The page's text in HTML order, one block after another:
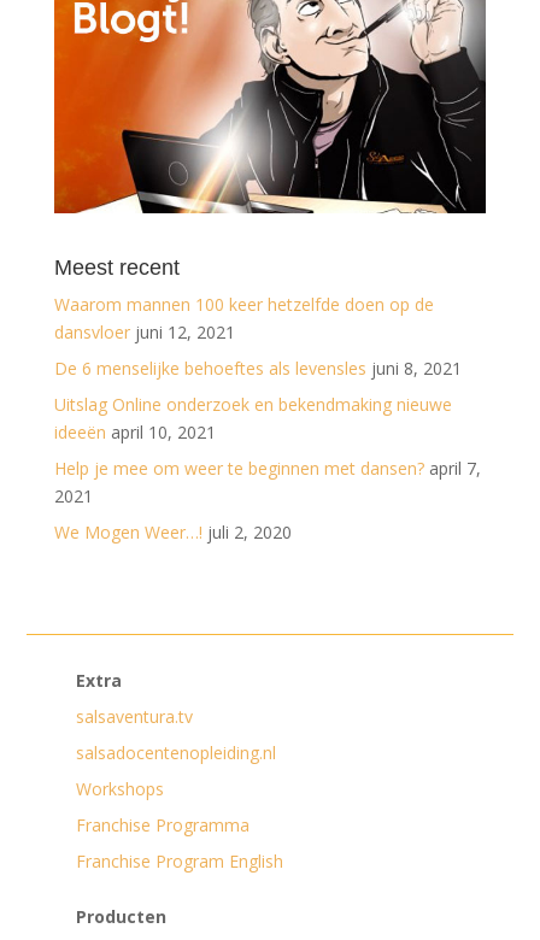
Meest recent
Waarom mannen 100 keer hetzelfde doen op de
dansvloer juni 12, 2021
De 6 menselijke behoeftes als levensles juni 8, 2021
Uitslag Online onderzoek en bekendmaking nieuwe
ideeën april 10, 2021
Help je mee om weer te beginnen met dansen? april 7,
2021
We Mogen Weer…! juli 2, 2020
Extra
salsaventura.tv
salsadocentenopleiding.nl
Workshops
Franchise Programma
Franchise Program English
Producten